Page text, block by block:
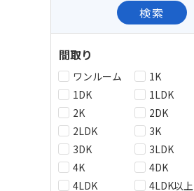
検索
間取り
ワンルーム
1K
1DK
1LDK
2K
2DK
2LDK
3K
3DK
3LDK
4K
4DK
4LDK
4LDK以上